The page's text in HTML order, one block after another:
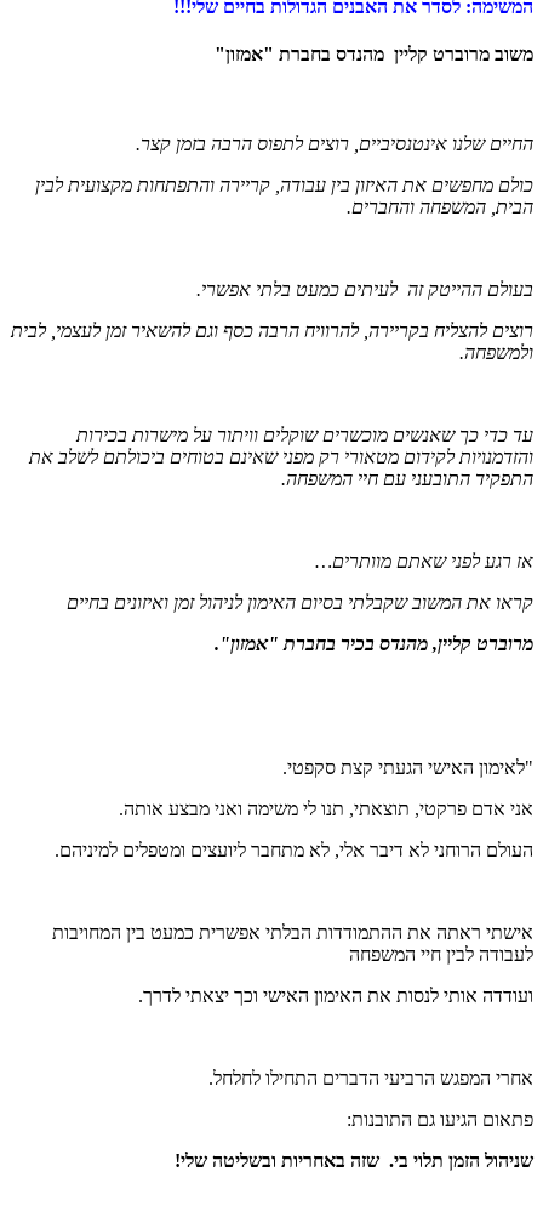
המשימה: לסדר את האבנים הגדולות בחיים שלי!!!
משוב מרוברט קליין מהנדס בחברת "אמזון"
החיים שלנו אינטנסיביים, רוצים לתפוס הרבה בזמן קצר.
כולם מחפשים את האיזון בין עבודה, קריירה והתפתחות מקצועית לבין
הבית, המשפחה והחברים.
בעולם ההייטק זה לעיתים כמעט בלתי אפשרי.
רוצים להצליח בקריירה, להרוויח הרבה כסף וגם להשאיר זמן לעצמי, לבית
ולמשפחה.
עד כדי כך שאנשים מוכשרים שוקלים וויתור על מישרות בכירות
והזדמנויות לקידום מטאורי רק מפני שאינם בטוחים ביכולתם לשלב את
התפקיד התובעני עם חיי המשפחה.
אז רגע לפני שאתם מוותרים…
קראו את המשוב שקבלתי בסיום האימון לניהול זמן ואיזונים בחיים
מרוברט קליין, מהנדס בכיר בחברת "אמזון".
"לאימון האישי הגעתי קצת סקפטי.
אני אדם פרקטי, תוצאתי, תנו לי משימה ואני מבצע אותה.
העולם הרוחני לא דיבר אלי, לא מתחבר ליועצים ומטפלים למיניהם.
אישתי ראתה את ההתמודדות הבלתי אפשרית כמעט בין המחויבות
לעבודה לבין חיי המשפחה
ועודדה אותי לנסות את האימון האישי וכך יצאתי לדרך.
אחרי המפגש הרביעי הדברים התחילו לחלחל.
פתאום הגיעו גם התובנות:
שניהול הזמן תלוי בי. שזה באחריות ובשליטה שלי!